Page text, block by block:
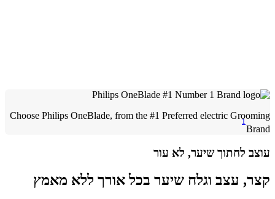
Choose Philips OneBlade, from the #1 Preferred electric
1
לחתוך שיער, לא עור
עצב וגלח שיער בכל אורך ללא מאמץ